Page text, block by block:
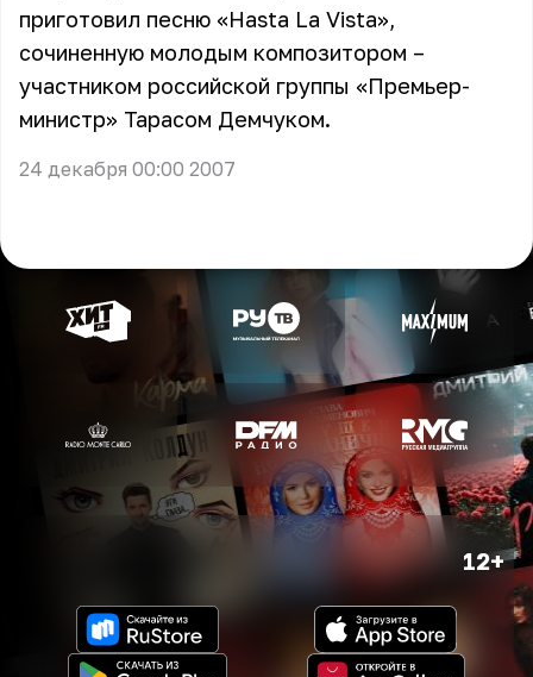
приготовил песню «Hasta La Vista»,
сочиненную молодым композитором –
участником российской группы «Премьер-
министр» Тарасом Демчуком.
24 декабря 00:00 2007
12+